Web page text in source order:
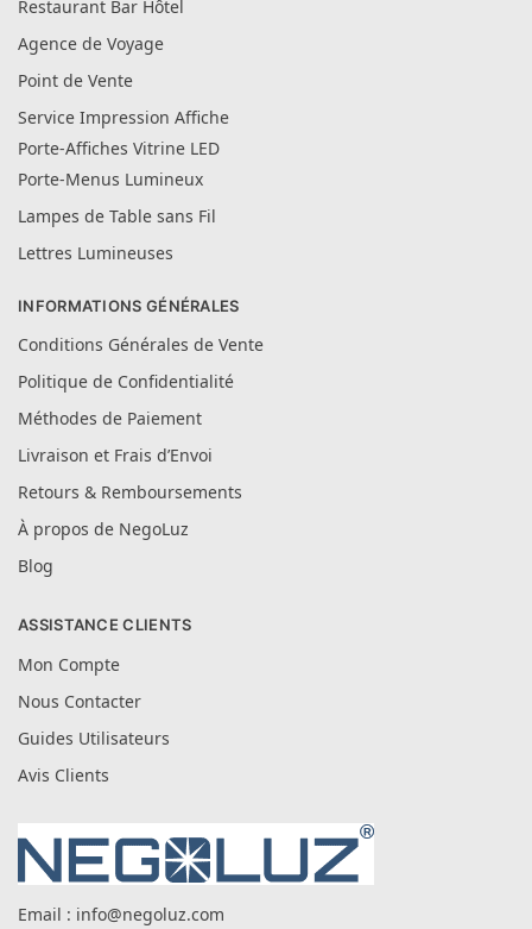
Restaurant Bar Hôtel
Agence de Voyage
Point de Vente
Service Impression Affiche
Porte-Affiches Vitrine LED
Porte-Menus Lumineux
Lampes de Table sans Fil
Lettres Lumineuses
INFORMATIONS GÉNÉRALES
Conditions Générales de Vente
Politique de Confidentialité
Méthodes de Paiement
Livraison et Frais d’Envoi
Retours & Remboursements
À propos de NegoLuz
Blog
ASSISTANCE CLIENTS
Mon Compte
Nous Contacter
Guides Utilisateurs
Avis Clients
Email : info@negoluz.com